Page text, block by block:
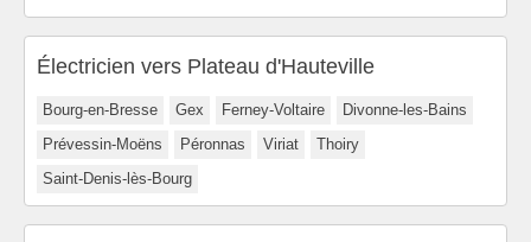
Électricien vers Plateau d'Hauteville
Bourg-en-Bresse Gex Ferney-Voltaire
Divonne-les-Bains
Prévessin-Moëns
Péronnas Viriat
Thoiry
Saint-Denis-lès-Bourg